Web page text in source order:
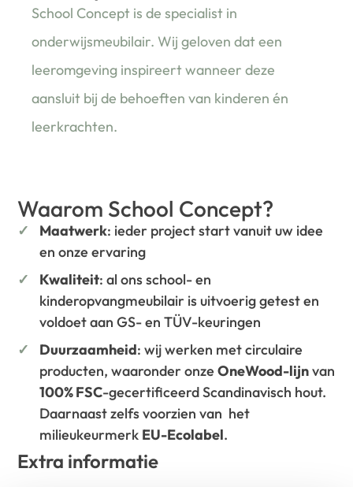
School Concept is de specialist in
onderwijsmeubilair. Wij geloven dat een
leeromgeving inspireert wanneer deze
aansluit bij de behoeften van kinderen én
leerkrachten.
Waarom School Concept?
Maatwerk: ieder project start vanuit uw idee
en onze ervaring
Kwaliteit: al ons school- en
kinderopvangmeubilair is uitvoerig getest en
voldoet aan GS- en TÜV-keuringen
Duurzaamheid: wij werken met circulaire
producten, waaronder onzeOneWood-lijnvan
100% FSC-gecertificeerd Scandinavisch hout.
Daarnaast zelfs voorzien van het
milieukeurmerk EU-Ecolabel.
Extra informatie